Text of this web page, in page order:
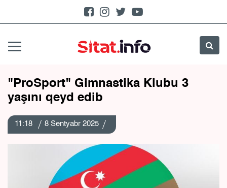
"ProSport" Gimnastika Klubu 3
yaşını qeyd edib
11:18 8 Sentyabr 2025